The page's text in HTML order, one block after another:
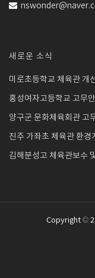
새로운 소식
양구군 문화체육회관 고
Copyright ©